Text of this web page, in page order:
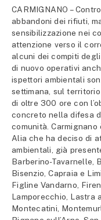
CARMIGNANO –
abbandoni dei rifiuti,
sensibilizzazione nei
attenzione verso il
alcuni dei compiti
di nuovo operativi
ispettori ambientali
settimana, sul
di oltre 300 ore con
concreto nella difesa
comunità.
Alia che ha deciso di
ambientali, già
Barberino-Tavarnelle,
Bisenzio, Capraia e
Figline Vandarno,
Lamporecchio, Lastra
Montecatini,